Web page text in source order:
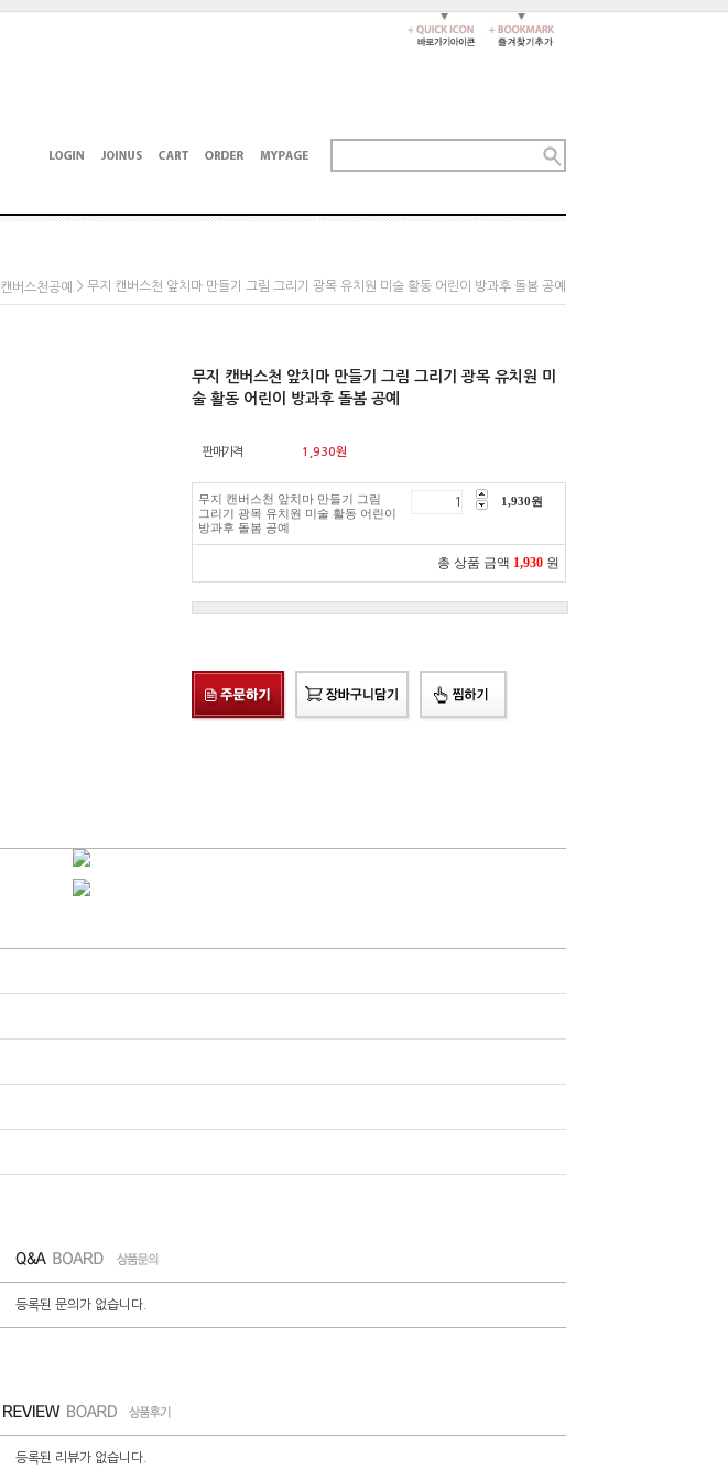
캔버스천공예 > 무지 캔버스천 앞치마 만들기 그림 그리기 광목 유치원 미술 활동 어린이 방과후 돌봄 공예
무지 캔버스천 앞치마 만들기 그림 그리기 광목 유치원 미
술 활동 어린이 방과후 돌봄 공예
판매가격 1,930원
무지 캔버스천 앞치마 만들기 그림
그리기 광목 유치원 미술 활동 어린이
방과후 돌봄 공예
1,930원
총 상품 금액 1,930 원
등록된 문의가 없습니다.
등록된 리뷰가 없습니다.